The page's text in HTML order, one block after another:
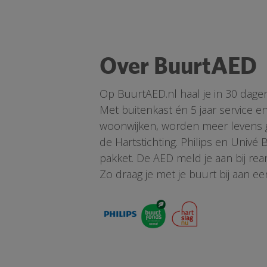
Over BuurtAED
Op BuurtAED.nl haal je in 30
Met buitenkast én 5 jaar service
woonwijken, worden meer levens
de Hartstichting. Philips en Univé
pakket. De AED meld je aan bij
Zo draag je met je buurt bij aan